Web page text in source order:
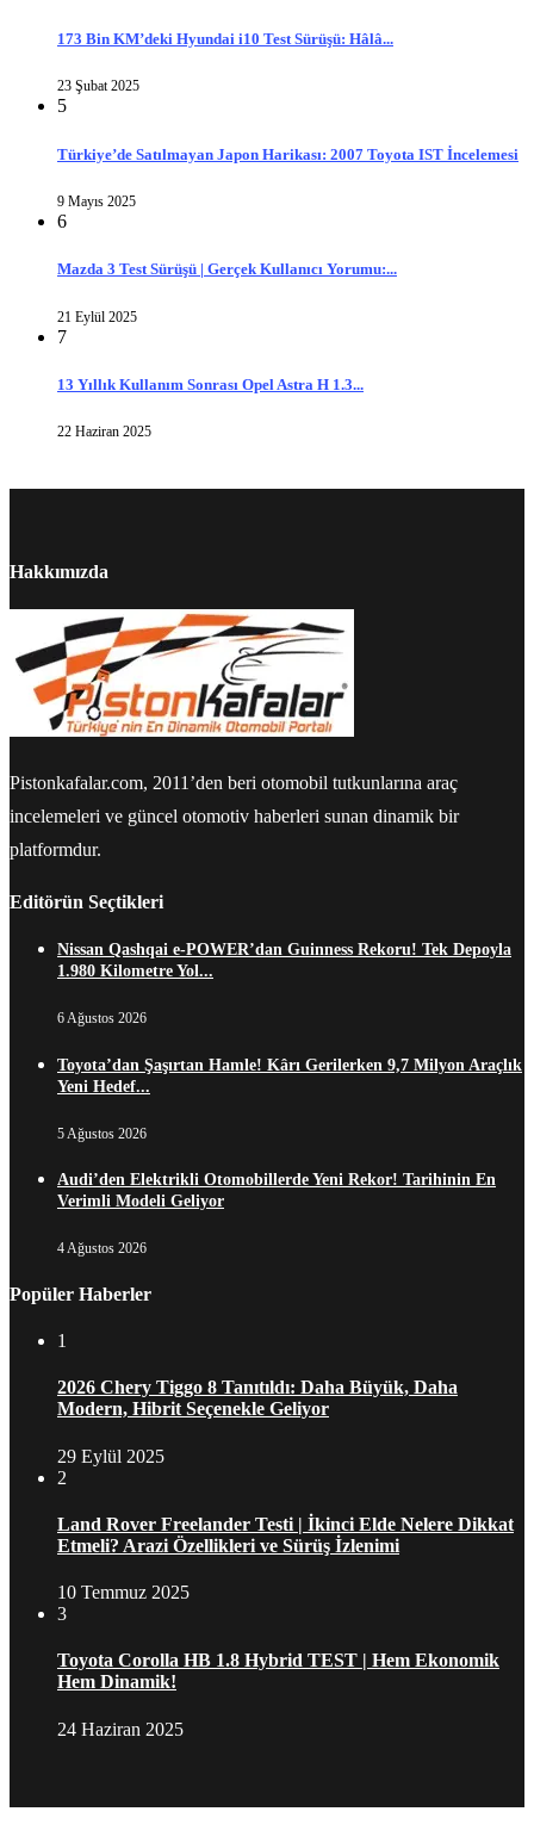
173 Bin KM’deki Hyundai i10 Test Sürüşü: Hâlâ...
23 Şubat 2025
5
Türkiye’de Satılmayan Japon Harikası: 2007 Toyota IST İncelemesi
9 Mayıs 2025
6
Mazda 3 Test Sürüşü | Gerçek Kullanıcı Yorumu:...
21 Eylül 2025
7
13 Yıllık Kullanım Sonrası Opel Astra H 1.3...
22 Haziran 2025
Hakkımızda
Pistonkafalar.com, 2011’den beri otomobil tutkunlarına araç
incelemeleri ve güncel otomotiv haberleri sunan dinamik bir
platformdur.
Editörün Seçtikleri
Nissan Qashqai e-POWER’dan Guinness Rekoru! Tek Depoyla
1.980 Kilometre Yol...
6 Ağustos 2026
Toyota’dan Şaşırtan Hamle! Kârı Gerilerken 9,7 Milyon Araçlık
Yeni Hedef...
5 Ağustos 2026
Audi’den Elektrikli Otomobillerde Yeni Rekor! Tarihinin En
Verimli Modeli Geliyor
4 Ağustos 2026
Popüler Haberler
1
2026 Chery Tiggo 8 Tanıtıldı: Daha Büyük, Daha
Modern, Hibrit Seçenekle Geliyor
29 Eylül 2025
2
Land Rover Freelander Testi | İkinci Elde Nelere Dikkat
Etmeli? Arazi Özellikleri ve Sürüş İzlenimi
10 Temmuz 2025
3
Toyota Corolla HB 1.8 Hybrid TEST | Hem Ekonomik
Hem Dinamik!
24 Haziran 2025